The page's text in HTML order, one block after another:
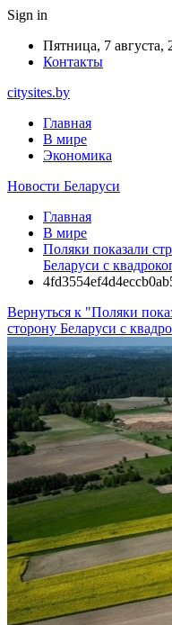
Sign in
Пятница, 7 августа,
Контакты
citysites.by
Главная
В мире
Экономика
Новости Беларуси
Главная
В мире
Поляки показали
Беларуси с
Вернуться к "Поляки
сторону Беларуси с